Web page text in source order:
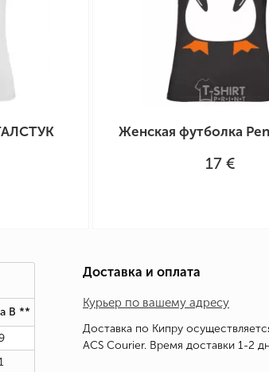
Женская футболка
17 €
В **
Доставка и оплата
Курьер по вашему адресу
Доставка по Кипру
ACS Courier. Время доставки 1-2